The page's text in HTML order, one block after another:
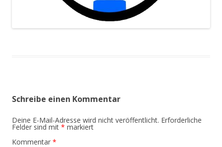
Schreibe einen Kommentar
Deine E-Mail-Adresse wird nicht veröffentlicht. Erforderliche
Felder sind mit * markiert
Kommentar *